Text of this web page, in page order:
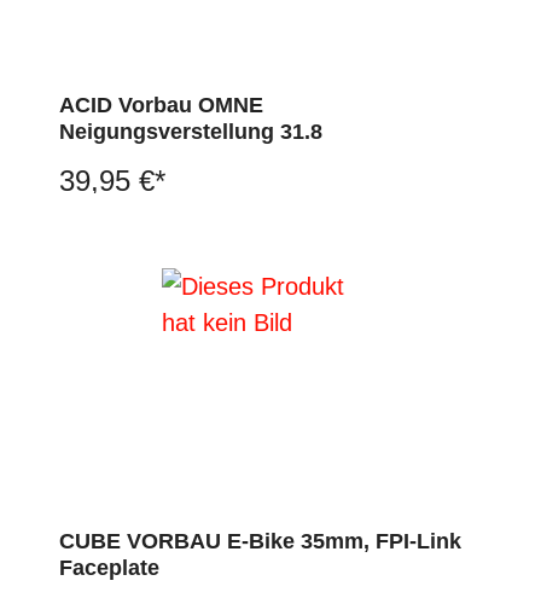
ACID Vorbau OMNE
Neigungsverstellung 31.8
39,95 €*
CUBE VORBAU E-Bike 35mm, FPI-Link
Faceplate